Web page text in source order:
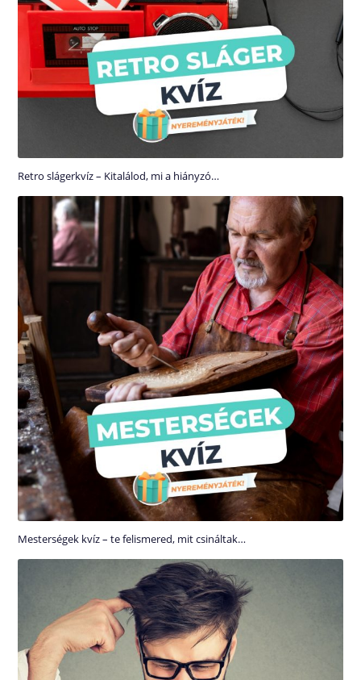
Retro slágerkvíz – Kitalálod, mi a hiányzó…
Mesterségek kvíz – te felismered, mit csináltak…